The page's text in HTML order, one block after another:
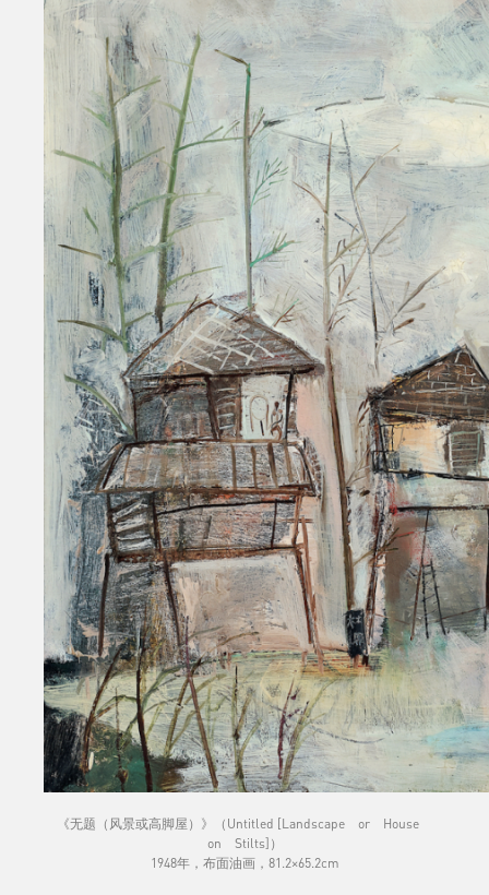
《无题（风景或高脚屋）》（Untitled [Landscape or House
on Stilts]）
1948年，布面油画，81.2×65.2cm